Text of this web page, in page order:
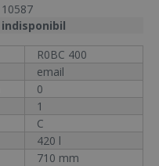
10587
indisponibil
R0BC 400
email
0
1
C
420 l
710 mm